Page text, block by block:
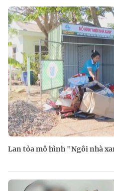
Lan tỏa mô hình "Ngôi nhà